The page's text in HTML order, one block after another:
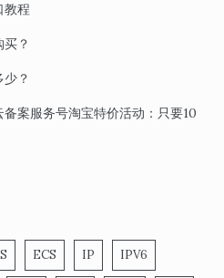
教程
？
？
案服务号淘宝特价活动：只要10
ECS IP IPV6